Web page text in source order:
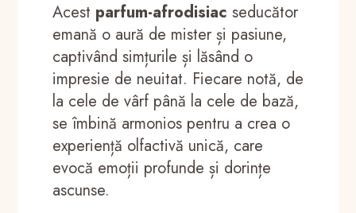
Acest parfum-afrodisiac seducător
emană o aură de mister și pasiune,
captivând simțurile și lăsând o
impresie de neuitat. Fiecare notă, de
la cele de vârf până la cele de bază,
se îmbină armonios pentru a crea o
experiență olfactivă unică, care
evocă emoții profunde și dorințe
ascunse.